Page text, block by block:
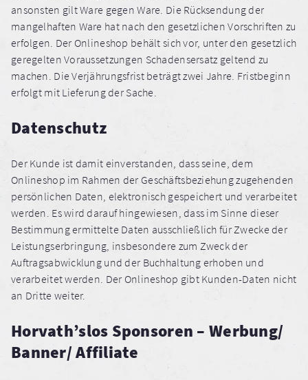
ansonsten gilt Ware gegen Ware. Die Rücksendung der
mangelhaften Ware hat nach den gesetzlichen Vorschriften zu
erfolgen. Der Onlineshop behält sich vor, unter den gesetzlich
geregelten Voraussetzungen Schadensersatz geltend zu
machen. Die Verjährungsfrist beträgt zwei Jahre. Fristbeginn
erfolgt mit Lieferung der Sache.
Datenschutz
Der Kunde ist damit einverstanden, dass seine, dem
Onlineshop im Rahmen der Geschäftsbeziehung zugehenden
persönlichen Daten, elektronisch gespeichert und verarbeitet
werden. Es wird darauf hingewiesen, dass im Sinne dieser
Bestimmung ermittelte Daten ausschließlich für Zwecke der
Leistungserbringung, insbesondere zum Zweck der
Auftragsabwicklung und der Buchhaltung erhoben und
verarbeitet werden. Der Onlineshop gibt Kunden-Daten nicht
an Dritte weiter.
Horvath’slos Sponsoren – Werbung/
Banner/ Affiliate